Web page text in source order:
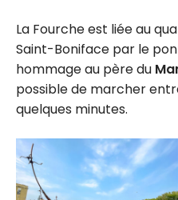
La Fourche est liée au
Saint-Boniface par le
hommage au père du
possible de marcher
quelques minutes.